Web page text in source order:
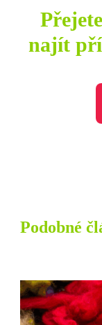
najít
Podobné